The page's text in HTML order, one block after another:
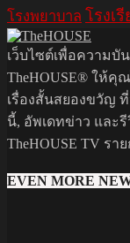
โรงพยาบาล โรงเ
เว็บไซต์เพื่อความบั
TheHOUSE® ให้คุ
เรื่องสั้นสยองขวัญ
นี้, อัพเดทข่าว และ
TheHOUSE TV ร
EVEN MORE